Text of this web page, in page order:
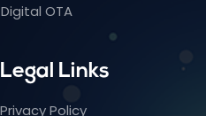
Digital OTA
Legal Links
Privacy Policy